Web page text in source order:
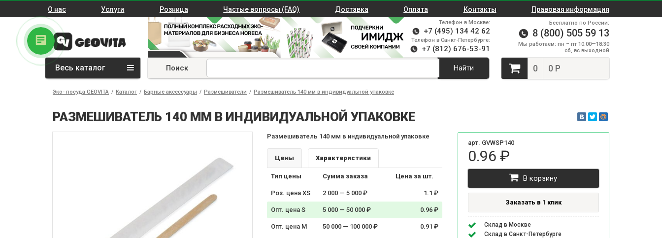
О нас Услуги Розница Частые вопросы (FAQ) Доставка Оплата Контакты Правовая информация
Телефон в Москве:
+7 (495) 134 42 62
Телефон в Санкт-Петербурге:
+7 (812) 676-53-91
Бесплатно по России:
8 (800) 505 59 13
Мы работаем: пн – пт 10:00—18:30
сб, вс выходной
Весь каталог Поиск Найти 0 0 Р
Эко- посуда GEOVITA / Каталог / Барные аксессуары / Размешиватели / Размешиватель 140 мм в индивидуальной упаковке
РАЗМЕШИВАТЕЛЬ 140 ММ В ИНДИВИДУАЛЬНОЙ УПАКОВКЕ
арт. GVWSP140
0.96 ₽
В корзину
Заказать в 1 клик
Склад в Москве
Склад в Санкт-Петербурге
Размешиватель 140 мм в индивидуальной упаковке
Цены Характеристики
Тип цены Сумма заказа Цена за шт.
Роз. цена XS 2 000 — 5 000 ₽ 1.1 ₽
Опт. цена S 5 000 — 50 000 ₽ 0.96 ₽
Опт. цена M 50 000 — 100 000 ₽ 0.91 ₽